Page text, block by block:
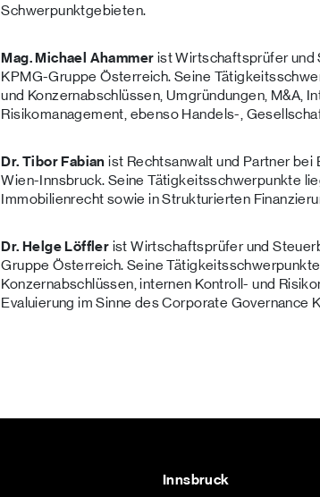
Schwerpunktgebieten.
Mag. Michael Ahammer ist Wirtschaftsprüfer und
KPMG-Gruppe Österreich. Seine
und Konzernabschlüssen, Umgründungen, M&A,
Risikomanagement, ebenso Handels-,
Dr. Tibor Fabian ist Rechtsanwalt und Partner bei
Wien-Innsbruck. Seine Tätigkeitsschwerpunkte
Immobilienrecht sowie in Strukturierten
Dr. Helge Löffler ist Wirtschaftsprüfer und
Gruppe Österreich. Seine
Konzernabschlüssen, internen Kontroll- und
Evaluierung im Sinne des Corporate Governance
Innsbruck